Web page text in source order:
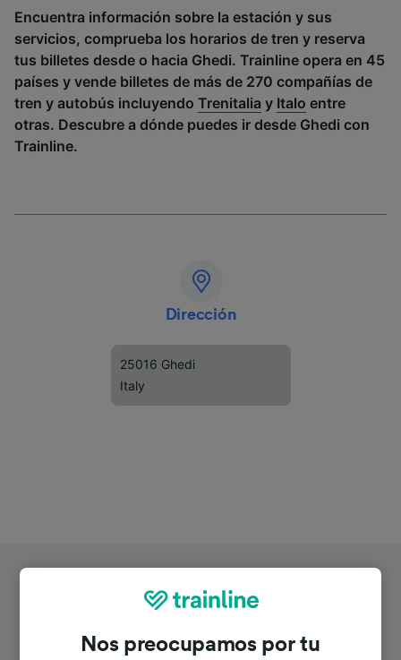
Encuentra información sobre la estación y sus
servicios, comprueba los horarios de tren y reserva
tus billetes desde o hacia Ghedi. Trainline opera en 45
países y vende billetes de más de 270 compañías de
tren y autobús incluyendo Trenitalia y Italo entre
otras. Descubre a dónde puedes ir desde Ghedi con
Trainline.
Dirección
25016 Ghedi
Italy
Nos preocupamos por tu